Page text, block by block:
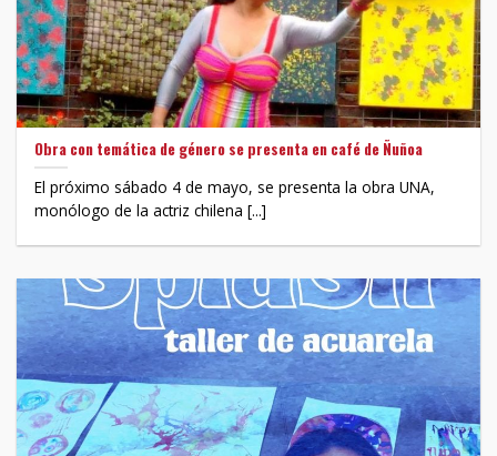
Obra con temática de género se presenta en café de Ñuñoa
El próximo sábado 4 de mayo, se presenta la obra UNA,
monólogo de la actriz chilena [...]